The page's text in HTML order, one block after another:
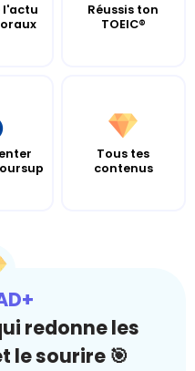
l'actu
Réussis ton
TOEIC®
Tous tes
contenus
redonne les
le sourire 🎯